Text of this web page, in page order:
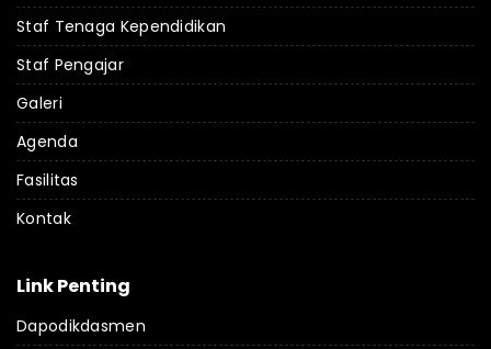
Staf Tenaga Kependidikan
Staf Pengajar
Galeri
Agenda
Fasilitas
Kontak
Link Penting
Dapodikdasmen